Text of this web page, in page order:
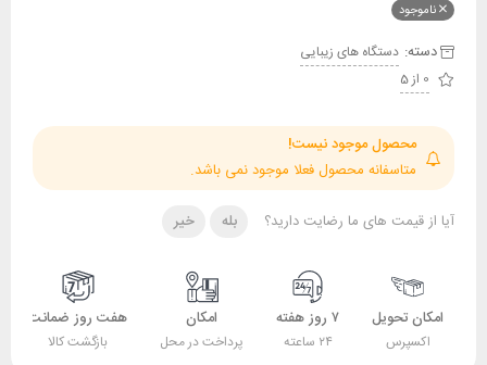
ناموجود
دسته: دستگاه های زیبایی
0 از 5
محصول موجود نیست!
متاسفانه محصول فعلا موجود نمی باشد.
آیا از قیمت های ما رضایت دارید؟ بله خیر
امکان تحویل
اکسپرس
۷ روز هفته
۲۴ ساعته
امکان
پرداخت در محل
هفت روز ضمانت
بازگشت کالا